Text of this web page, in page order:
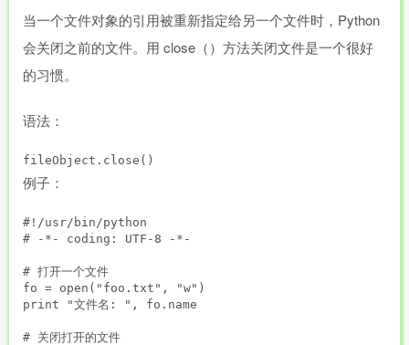
当一个文件对象的引用被重新指定给另一个文件时，Python
会关闭之前的文件。用 close（）方法关闭文件是一个很好
的习惯。
语法：
例子：
#!/usr/bin/python
# -*- coding: UTF-8 -*-
# 打开一个文件
fo = open("foo.txt", "w")
print "文件名: ", fo.name
# 关闭打开的文件